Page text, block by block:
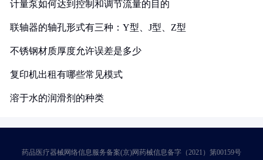
计量泵如何达到控制和调节流量的目的
联轴器的轴孔形式有三种：Y型、J型、Z型
不锈钢材质厚度允许误差是多少
复印机出租有哪些常见模式
溶于水的润滑剂的种类
药品医疗器械网络信息服务备案(京)网药械信息备字（2021）第00159号